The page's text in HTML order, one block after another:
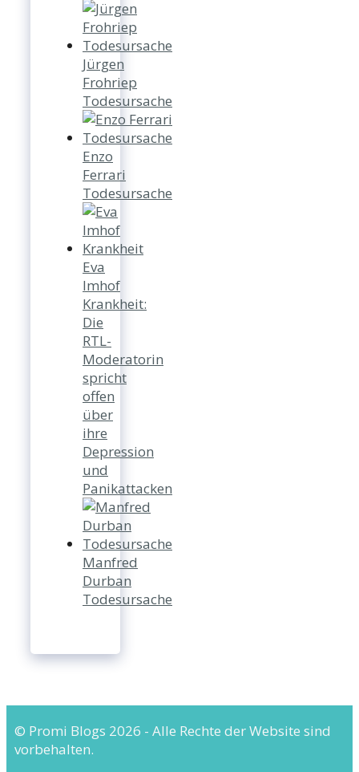
Jürgen
Frohriep
Todesursache
Enzo
Ferrari
Todesursache
Eva
Imhof
Krankheit:
Die
RTL-
Moderatorin
spricht
offen
über
ihre
Depression
und
Panikattacken
Manfred
Durban
Todesursache
© Promi Blogs 2026 - Alle Rechte der Website sind
vorbehalten.